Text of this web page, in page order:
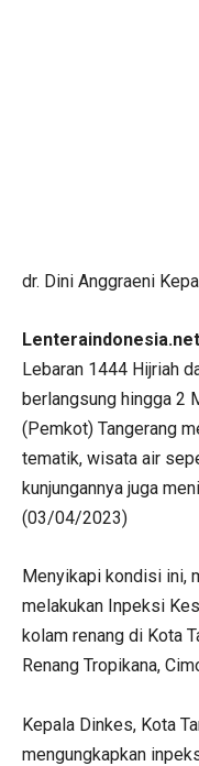
dr. Dini Anggraeni
Lebaran 1444 Hijriah
berlangsung hingga 2
(Pemkot) Tangerang
tematik, wisata air
kunjungannya juga
(03/04/2023)
Menyikapi kondisi ini,
melakukan Inpeksi
kolam renang di Kota
Renang Tropikana,
Kepala Dinkes, Kota
mengungkapkan